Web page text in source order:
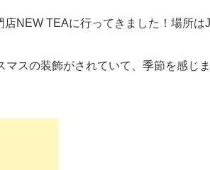
NEW TEAに行ってきました！場所は
スの装飾がされていて、季節を感じま